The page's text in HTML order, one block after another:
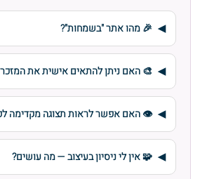
🎉 מהו אתר "בשמחות"?
🎨 האם ניתן להתאים אישית את
👁️ האם אפשר לראות תצוגה מקדימה
🧩 אין לי ניסיון בעיצוב — מה עושים?